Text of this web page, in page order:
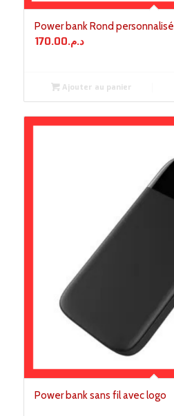
Power bank Rond personnalisé
د.م.170.00
Ajouter au panier
Power bank sans fil avec logo